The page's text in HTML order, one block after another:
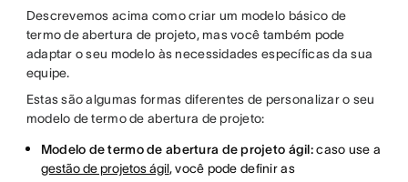
Descrevemos acima como criar um modelo básico de
termo de abertura de projeto, mas você também pode
adaptar o seu modelo às necessidades específicas da sua
equipe.
Estas são algumas formas diferentes de personalizar o seu
modelo de termo de abertura de projeto:
Modelo de termo de abertura de projeto ágil:caso use a
gestão de projetos ágil, você pode definir as